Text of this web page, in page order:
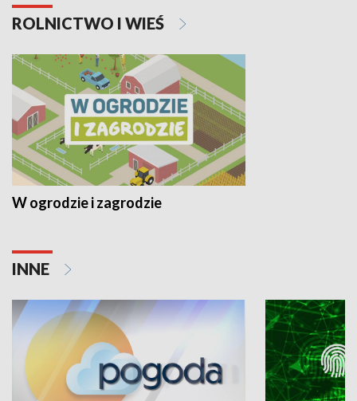
ROLNICTWO I WIEŚ
W ogrodzie i zagrodzie
INNE